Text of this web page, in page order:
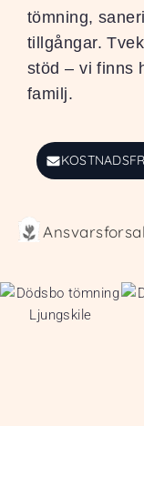
tömning,
tillgångar.
stöd – vi finns
familj.